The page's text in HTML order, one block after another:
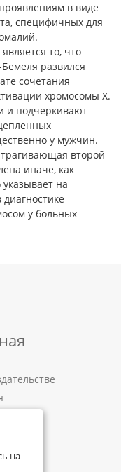
в виде
специфичных для
то, что
развился
сочетания
хромосомы Х.
и подчеркивают
у мужчин.
второй
иначе, как
на
у больных
на